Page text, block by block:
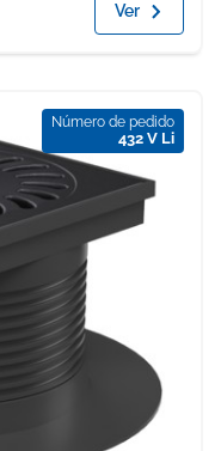
Ver
Número de pedido
432 V Li